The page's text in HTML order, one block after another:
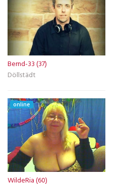
Bernd-33 (37)
Döllstädt
online
WildeRia (60)